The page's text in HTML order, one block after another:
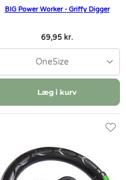
BIG Power Worker - Griffy Digger
69,95 kr.
OneSize
Læg i kurv